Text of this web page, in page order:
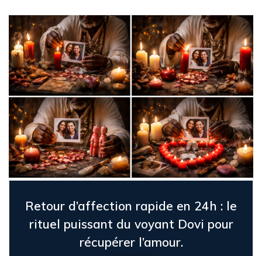
Retour d’affection rapide en 24h : le
rituel puissant du voyant Dovi pour
récupérer l’amour.